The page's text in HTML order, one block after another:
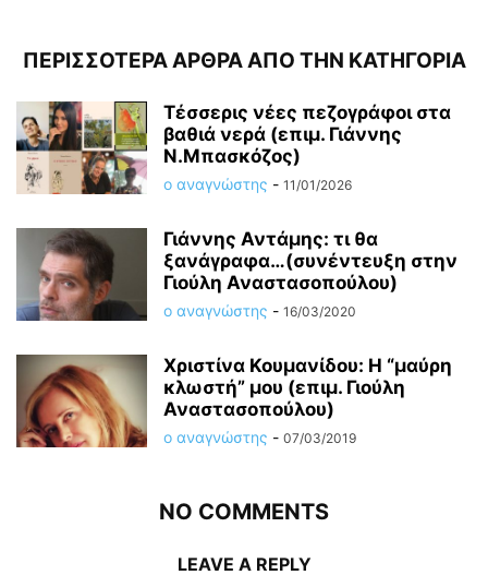
ΠΕΡΙΣΣΟΤΕΡΑ ΑΡΘΡΑ ΑΠΟ ΤΗΝ ΚΑΤΗΓΟΡΙΑ
Τέσσερις νέες πεζογράφοι στα
βαθιά νερά (επιμ. Γιάννης
Ν.Μπασκόζος)
ο αναγνώστης - 11/01/2026
Γιάννης Αντάμης: τι θα
ξανάγραφα…(συνέντευξη στην
Γιούλη Αναστασοπούλου)
ο αναγνώστης - 16/03/2020
Χριστίνα Κουμανίδου: Η “μαύρη
κλωστή” μου (επιμ. Γιούλη
Αναστασοπούλου)
ο αναγνώστης - 07/03/2019
NO COMMENTS
LEAVE A REPLY